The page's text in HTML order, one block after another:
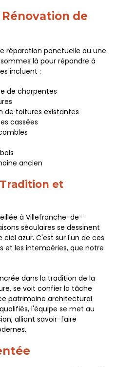
de
réparation ponctuelle ou une
là pour répondre à
incluent :
de charpentes
de toitures existantes
cassées
ancien
et
à Villefranche-de-
séculaires se dessinent
azur. C'est sur l'un de ces
et les intempéries, que notre
dans la tradition de la
se voit confier la tâche
patrimoine architectural
l'équipe se met au
alliant savoir-faire